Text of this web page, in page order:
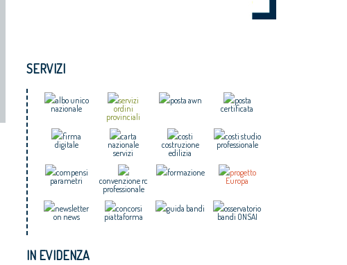
SERVIZI
albo unico
nazionale
servizi
ordini
provinciali
posta awn
posta
certificata
firma
digitale
carta
nazionale
servizi
costi
costruzione
edilizia
costi studio
professionale
compensi
parametri
convenzione rc
professionale
formazione
progetto
Europa
newsletter
on news
concorsi
piattaforma
guida bandi
osservatorio
bandi ONSAI
IN EVIDENZA